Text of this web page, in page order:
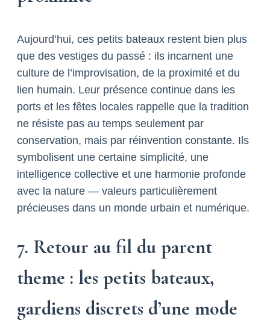
Aujourd’hui, ces petits bateaux restent bien plus
que des vestiges du passé : ils incarnent une
culture de l’improvisation, de la proximité et du
lien humain. Leur présence continue dans les
ports et les fêtes locales rappelle que la tradition
ne résiste pas au temps seulement par
conservation, mais par réinvention constante. Ils
symbolisent une certaine simplicité, une
intelligence collective et une harmonie profonde
avec la nature — valeurs particulièrement
précieuses dans un monde urbain et numérique.
7. Retour au fil du parent
theme : les petits bateaux,
gardiens discrets d’une mode